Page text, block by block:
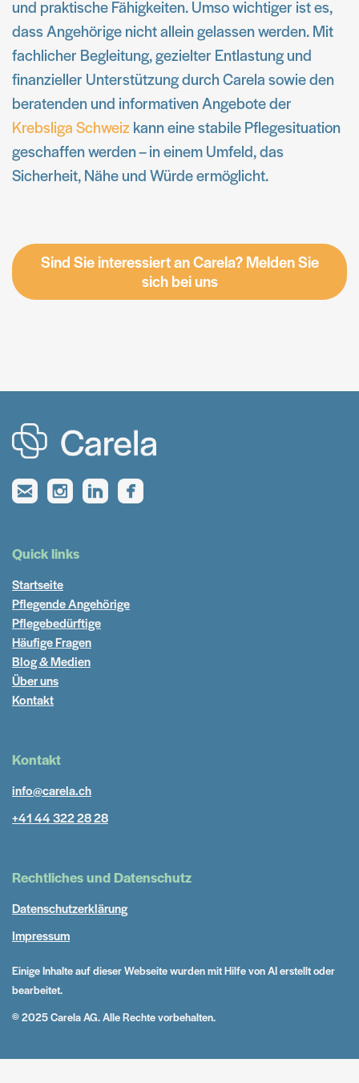
und praktische Fähigkeiten. Umso wichtiger ist es,
dass Angehörige nicht allein gelassen werden. Mit
fachlicher Begleitung, gezielter Entlastung und
finanzieller Unterstützung durch Carela sowie den
beratenden und informativen Angebote der
Krebsliga Schweiz kann eine stabile Pflegesituation
geschaffen werden – in einem Umfeld, das
Sicherheit, Nähe und Würde ermöglicht.
Sind Sie interessiert an Carela? Melden Sie
sich bei uns
Quick links
Startseite
Pflegende Angehörige
Pflegebedürftige
Häufige Fragen
Blog & Medien
Über uns
Kontakt
Kontakt
info@carela.ch
+41 44 322 28 28
Rechtliches und Datenschutz
Datenschutzerklärung
Impressum
Einige Inhalte auf dieser Webseite wurden mit Hilfe von AI erstellt oder
bearbeitet.
© 2025 Carela AG. Alle Rechte vorbehalten.